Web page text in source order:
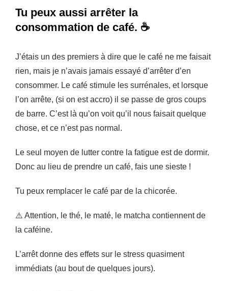
Tu peux aussi arrêter la
consommation de café. ☕️
J’étais un des premiers à dire que le café ne me faisait
rien, mais je n’avais jamais essayé d’arrêter d’en
consommer. Le café stimule les surrénales, et lorsque
l’on arrête, (si on est accro) il se passe de gros coups
de barre. C’est là qu’on voit qu’il nous faisait quelque
chose, et ce n’est pas normal.
Le seul moyen de lutter contre la fatigue est de dormir.
Donc au lieu de prendre un café, fais une sieste !
Tu peux remplacer le café par de la chicorée.
⚠️ Attention, le thé, le maté, le matcha contiennent de
la caféine.
L’arrêt donne des effets sur le stress quasiment
immédiats (au bout de quelques jours).